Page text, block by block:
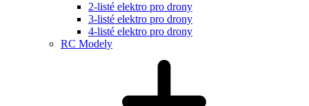
2-listé elektro pro drony
3-listé elektro pro drony
4-listé elektro pro drony
RC Modely